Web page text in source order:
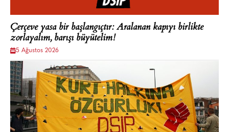
Çerçeve yasa bir başlangıçtır: Aralanan kapıyı birlikte
zorlayalım, barışı büyütelim!
5 Ağustos 2026